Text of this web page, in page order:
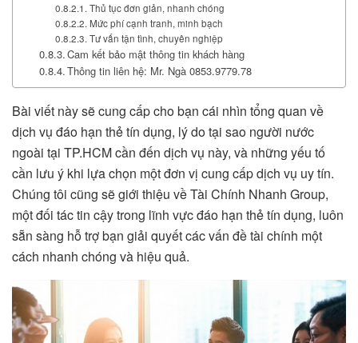
Thủ tục đơn giản, nhanh chóng
Mức phí cạnh tranh, minh bạch
Tư vấn tận tình, chuyên nghiệp
Cam kết bảo mật thông tin khách hàng
Thông tin liên hệ: Mr. Ngà 0853.9779.78
Bài viết này sẽ cung cấp cho bạn cái nhìn tổng quan về
dịch vụ đáo hạn thẻ tín dụng, lý do tại sao người nước
ngoài tại TP.HCM cần đến dịch vụ này, và những yếu tố
cần lưu ý khi lựa chọn một đơn vị cung cấp dịch vụ uy tín.
Chúng tôi cũng sẽ giới thiệu về Tài Chính Nhanh Group,
một đối tác tin cậy trong lĩnh vực đáo hạn thẻ tín dụng, luôn
sẵn sàng hỗ trợ bạn giải quyết các vấn đề tài chính một
cách nhanh chóng và hiệu quả.